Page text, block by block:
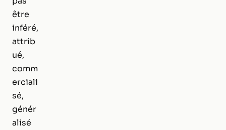
être
inféré,
attrib
ué,
comm
erciali
sé,
génér
alisé